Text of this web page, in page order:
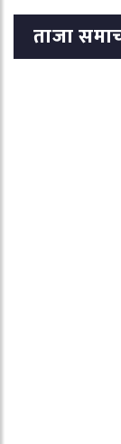
ताजा